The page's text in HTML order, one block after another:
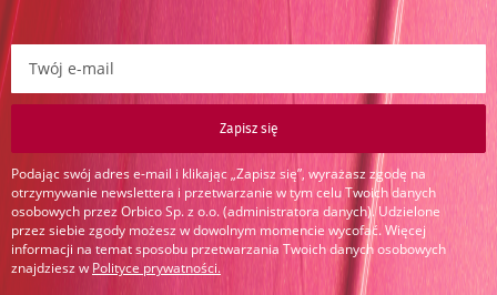
Zapisz się do newslettera:
Zapisz się
Podając swój adres e-mail i klikając „Zapisz się”, wyrażasz zgodę na
otrzymywanie newslettera i przetwarzanie w tym celu Twoich danych
osobowych przez Orbico Sp. z o.o. (administratora danych). Udzielone
przez siebie zgody możesz w dowolnym momencie wycofać. Więcej
informacji na temat sposobu przetwarzania Twoich danych osobowych
znajdziesz w Polityce prywatności.